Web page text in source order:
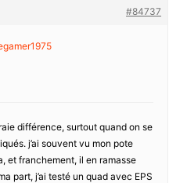
#84737
différence, surtout quand on se
j’ai souvent vu mon pote
et franchement, il en ramasse
part, j’ai testé un quad avec EPS